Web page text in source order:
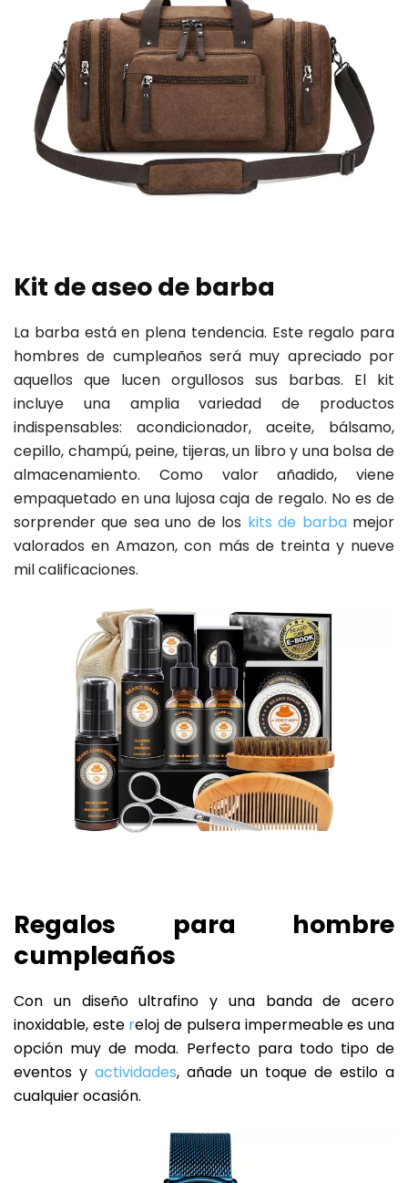
Kit de aseo de barba
La barba está en plena tendencia. Este regalo para
hombres de cumpleaños será muy apreciado por
aquellos que lucen orgullosos sus barbas. El kit
incluye una amplia variedad de productos
indispensables: acondicionador, aceite, bálsamo,
cepillo, champú, peine, tijeras, un libro y una bolsa de
almacenamiento. Como valor añadido, viene
empaquetado en una lujosa caja de regalo. No es de
sorprender que sea uno de los kits de barbamejor
valorados en Amazon, con más de treinta y nueve
mil calificaciones.
Regalos para hombre
cumpleaños
Con un diseño ultrafino y una banda de acero
inoxidable, este reloj de pulsera impermeable es una
opción muy de moda. Perfecto para todo tipo de
eventos yactividades, añade un toque de estilo a
cualquier ocasión.